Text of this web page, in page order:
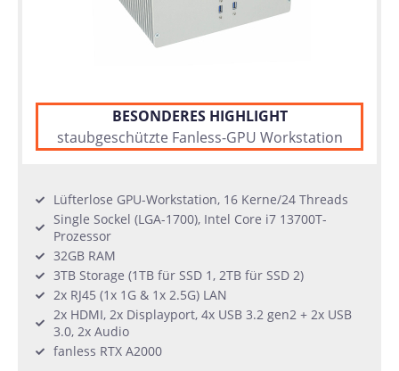
BESONDERES HIGHLIGHT
staubgeschützte Fanless-GPU Workstation
Lüfterlose GPU-Workstation, 16 Kerne/24 Threads
Single Sockel (LGA-1700), Intel Core i7 13700T-
Prozessor
32GB RAM
3TB Storage (1TB für SSD 1, 2TB für SSD 2)
2x RJ45 (1x 1G & 1x 2.5G) LAN
2x HDMI, 2x Displayport, 4x USB 3.2 gen2 + 2x USB
3.0, 2x Audio
fanless RTX A2000